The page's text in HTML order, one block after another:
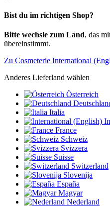
Bist du im richtigen Shop?
Bitte wechsle zum Land, das
übereinstimmt.
Zu Cosmeterie International
Anderes Lieferland wählen
Österreich
Italia
France
Schweiz
Svizzera
Suisse
Switzerland
Slovenija
España
Magyar
Nederland